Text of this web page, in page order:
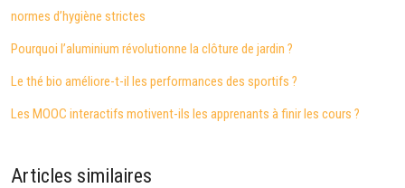
normes d’hygiène strictes
Pourquoi l’aluminium révolutionne la clôture de jardin ?
Le thé bio améliore-t-il les performances des sportifs ?
Les MOOC interactifs motivent-ils les apprenants à finir les cours ?
Articles similaires